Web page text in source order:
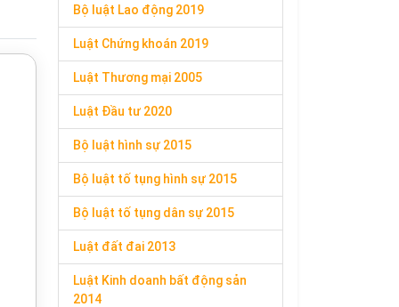
Bộ luật Lao động 2019
Luật Chứng khoán 2019
Luật Thương mại 2005
Luật Đầu tư 2020
Bộ luật hình sự 2015
Bộ luật tố tụng hình sự 2015
Bộ luật tố tụng dân sự 2015
Luật đất đai 2013
Luật Kinh doanh bất động sản
2014